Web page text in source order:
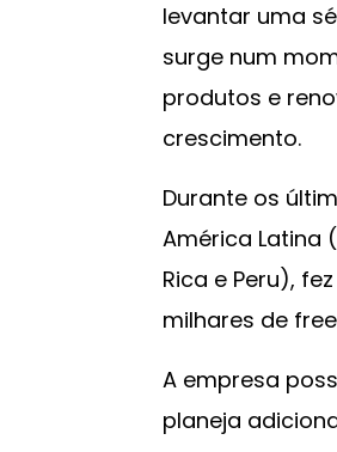
levantar uma
surge num
produtos e
crescimento.
Durante os
América Latina
Rica e Peru),
milhares de
A empresa
planeja